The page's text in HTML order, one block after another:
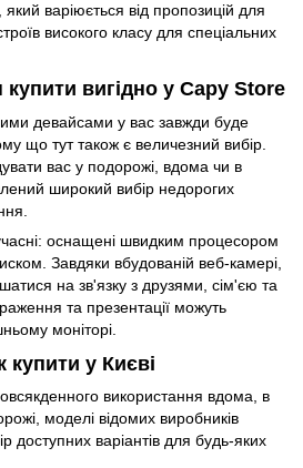
варіюється від пропозицій для
високого класу для спеціальних
вигідно у Capy Store
девайсами у вас завжди буде
що тут також є величезний вибір.
вас у подорожі, вдома чи в
широкий вибір недорогих
оснащені швидким процесором
Завдяки вбудованій веб-камері,
на зв'язку з друзями, сім'єю та
та презентації можуть
моніторі.
у Києві
використання вдома, в
моделі відомих виробників
доступних варіантів для будь-яких